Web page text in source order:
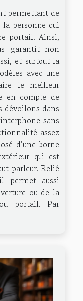
permettant de
la personne qui
portail. Ainsi,
garantit non
et surtout la
avec une
le meilleur
en compte de
dévoilons dans
sans
assez
d’une borne
qui est
parleur. Relié
permet aussi
ou de la
portail. Par